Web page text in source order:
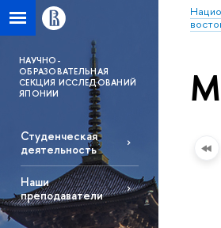
НАУЧНО-
ОБРАЗОВАТЕЛЬНАЯ
СЕКЦИЯ ИССЛЕДОВАНИЙ
ЯПОНИИ
Студенческая
деятельность
Наши
преподаватели
Расширенный поиск